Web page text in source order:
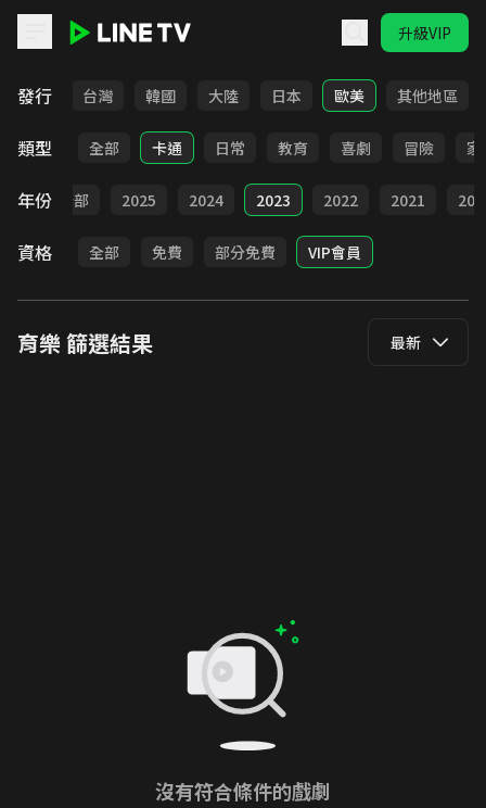
升級VIP
發行
全部 台灣 韓國 大陸 日本 歐美 其他地區
類型 全部 卡通 日常 教育 喜劇 冒險 家
年份 全部 2025 2024 2023 2022 2021
資格 全部 免費 部分免費 VIP會員
育樂篩選結果 最新
沒有符合條件的戲劇